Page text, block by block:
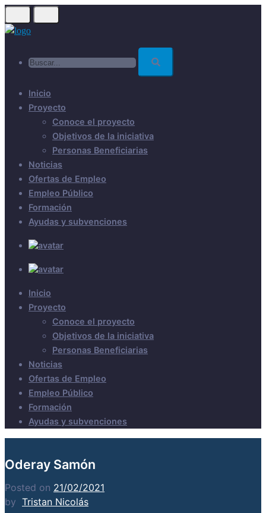
Skip
to
Inicio
Proyecto
Conoce el proyecto
Objetivos de la iniciativa
Personas Beneficiarias
Noticias
Ofertas de Empleo
Empleo Público
Formación
Ayudas y subvenciones
Inicio
Proyecto
Conoce el proyecto
Objetivos de la iniciativa
Personas Beneficiarias
Noticias
Ofertas de Empleo
Empleo Público
Formación
Ayudas y subvenciones
Oderay Samón
Posted on 21/02/2021
by Tristan Nicolás